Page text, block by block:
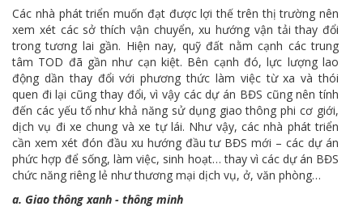
Các nhà phát triển muốn đạt được lợi thế trên thị trường nên
xem xét các sở thích vận chuyển, xu hướng vận tải thay đổi
trong tương lai gần. Hiện nay, quỹ đất nằm cạnh các trung
tâm TOD đã gần như cạn kiệt. Bên cạnh đó, lực lượng lao
động dần thay đổi với phương thức làm việc từ xa và thói
quen đi lại cũng thay đổi, vì vậy các dự án BĐS cũng nên tính
đến các yếu tố như khả năng sử dụng giao thông phi cơ giới,
dịch vụ đi xe chung và xe tự lái. Như vậy, các nhà phát triển
cần xem xét đón đầu xu hướng đầu tư BĐS mới – các dự án
phức hợp để sống, làm việc, sinh hoạt… thay vì các dự án BĐS
chức năng riêng lẻ như thương mại dịch vụ, ở, văn phòng…
a. Giao thông xanh - thông minh